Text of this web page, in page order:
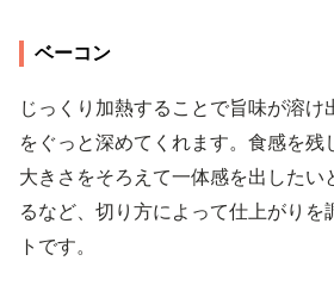
ベーコン
じっくり加熱することで旨味が溶け
をぐっと深めてくれます。食感を残
大きさをそろえて一体感を出したい
るなど、切り方によって仕上がりを
トです。